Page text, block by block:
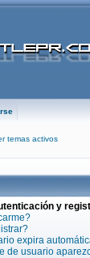
temas activos
y
expira
de usuario